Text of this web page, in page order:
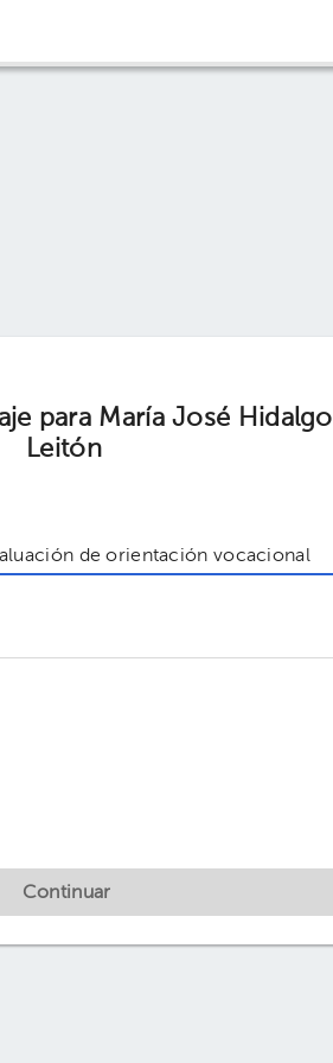
para María José Hidalgo
Leitón
Continuar